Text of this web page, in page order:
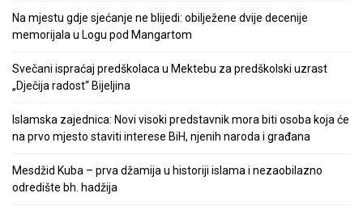
Na mjestu gdje sjećanje ne blijedi: obilježene dvije decenije
memorijala u Logu pod Mangartom
Svečani ispraćaj predškolaca u Mektebu za predškolski uzrast
„Dječija radost“ Bijeljina
Islamska zajednica: Novi visoki predstavnik mora biti osoba koja će
na prvo mjesto staviti interese BiH, njenih naroda i građana
Mesdžid Kuba – prva džamija u historiji islama i nezaobilazno
odredište bh. hadžija